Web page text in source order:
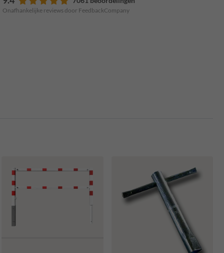
Onafhankelijke reviews door FeedbackCompany